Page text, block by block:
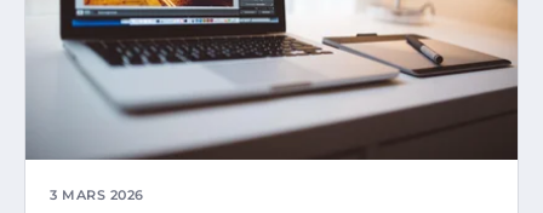
3 MARS 2026